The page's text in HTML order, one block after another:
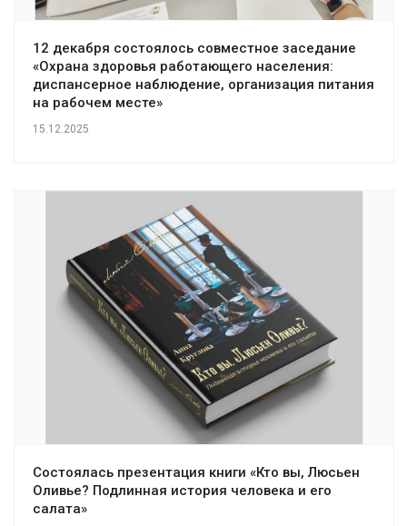
12 декабря состоялось совместное заседание
«Охрана здоровья работающего населения:
диспансерное наблюдение, организация питания
на рабочем месте»
15.12.2025
Состоялась презентация книги «Кто вы, Люсьен
Оливье? Подлинная история человека и его
салата»